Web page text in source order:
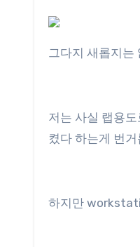
그다지 새롭지는
저는 사실 랩용
켰다 하는게 번
하지만